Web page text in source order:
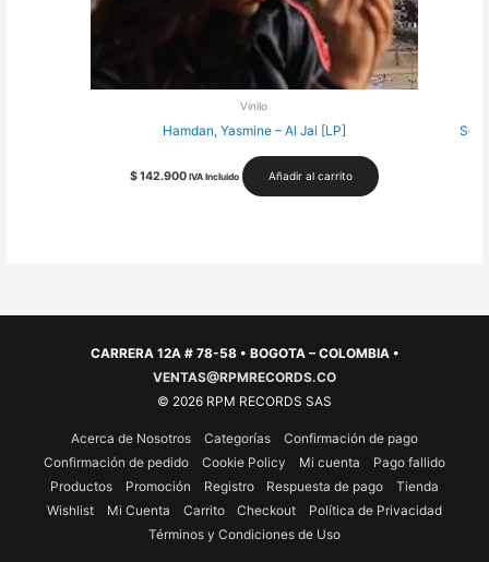
Vinilo
Hamdan, Yasmine – Al Jai [LP]
$142.900 IVA Incluido Añadir al carrito
CARRERA 12A # 78-58 • BOGOTA – COLOMBIA •
VENTAS@RPMRECORDS.CO
© 2026 RPM RECORDS SAS
Acerca de Nosotros Categorías
Confirmación de pago
Confirmación de pedido
Cookie Policy Mi cuenta
Pago fallido
Productos
Promoción Registro Respuesta de pago
Tienda
Wishlist
Mi Cuenta Carrito Checkout
Política de Privacidad
Términos y Condiciones de Uso